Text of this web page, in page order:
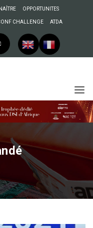
OPPORTUNITES
CHALLENGE ATDA